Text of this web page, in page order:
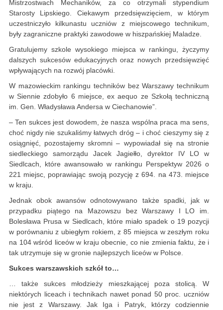
Mistrzostwach Mechaników, za co otrzymali stypendium
Starosty Lipskiego. Ciekawym przedsięwzięciem, w którym
uczestniczyło kilkunastu uczniów z miejscowego technikum,
były zagraniczne praktyki zawodowe w hiszpańskiej Maladze.
Gratulujemy szkole wysokiego miejsca w rankingu, życzymy
dalszych sukcesów edukacyjnych oraz nowych przedsięwzięć
wpływających na rozwój placówki.
W mazowieckim rankingu techników bez Warszawy technikum
w Siennie zdobyło 6 miejsce, ex aequo ze Szkołą techniczną
im. Gen. Władysława Andersa w Ciechanowie”.
– Ten sukces jest dowodem, że nasza wspólna praca ma sens,
choć nigdy nie szukaliśmy łatwych dróg – i choć cieszymy się z
osiągnięć, pozostajemy skromni – wypowiadał się na stronie
siedleckiego samorządu Jacek Jagiełło, dyrektor IV LO w
Siedlcach, które awansowało w rankingu Perspektyw 2026 o
221 miejsc, poprawiając swoją pozycję z 694. na 473. miejsce
w kraju.
Jednak obok awansów odnotowywano także spadki, jak w
przypadku piątego na Mazowszu bez Warszawy I LO im.
Bolesława Prusa w Siedlcach, które miało spadek o 19 pozycji
w porównaniu z ubiegłym rokiem, z 85 miejsca w zeszłym roku
na 104 wśród liceów w kraju obecnie, co nie zmienia faktu, że i
tak utrzymuje się w gronie najlepszych liceów w Polsce.
Sukces warszawskich szkół to…
… także sukces młodzieży mieszkającej poza stolicą. W
niektórych liceach i technikach nawet ponad 50 proc. uczniów
nie jest z Warszawy. Jak Iga i Patryk, którzy codziennie